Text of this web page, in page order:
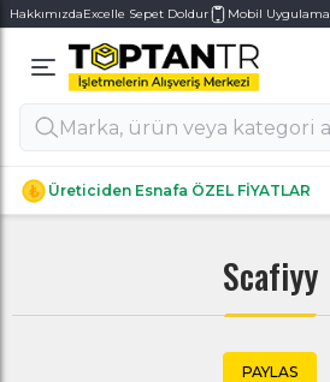
HakkımızdaExcelle Sepet Doldur Mobil Uygulama
Üreticiden Esnafa ÖZEL FİYATLAR
Alt Kategoriler
Alt Kategoriler
Scafiyy
PAYLAS